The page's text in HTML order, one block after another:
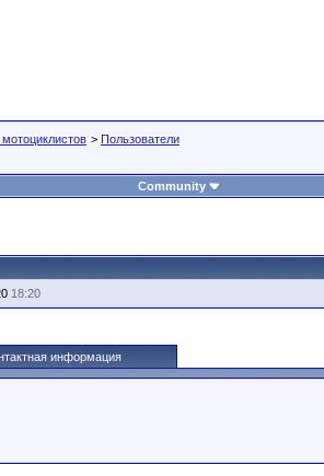
> Пользователи
Community
18:20
информация